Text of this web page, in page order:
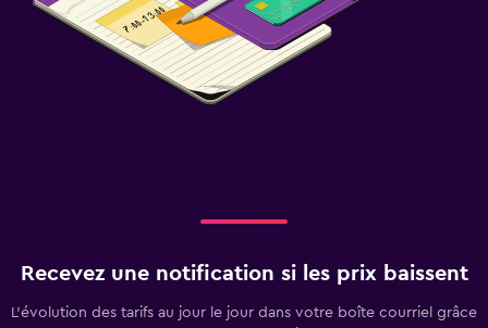
Recevez une notification si les prix baissent
L’évolution des tarifs au jour le jour dans votre boîte courriel grâce